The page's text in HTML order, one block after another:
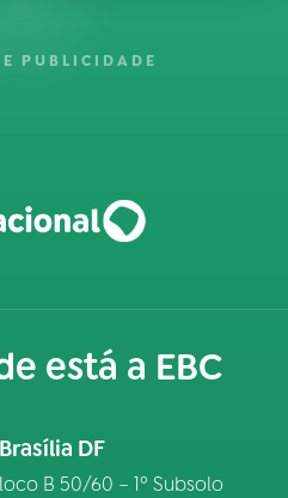
PUBLICIDADE
está a EBC
DF
B 50/60 – 1º Subsolo